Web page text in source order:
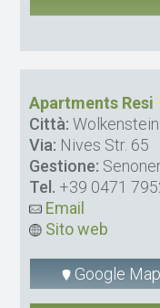
Apartments Resi
Città: Wolkenstein
Via: Nives Str. 65
Gestione:
Tel. +39 0471
Email
Sito web
Google